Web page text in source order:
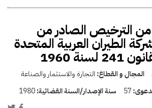
من الترخيص الصادر من
الطيران العربية المتحدة
1960
المجال و القطاع: التجارة والاستثمار والصناعة
57 سنة الإصدار/السنة القضائية:1980